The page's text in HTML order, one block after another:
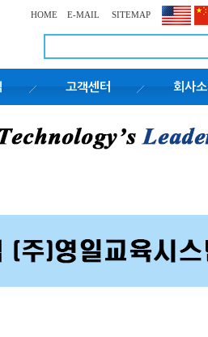
HOME E-MAIL SITEMAP
고객센터 회사소